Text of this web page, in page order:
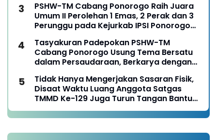
PSHW-TM Cabang Ponorogo Raih Juara
Umum II Perolehan 1 Emas, 2 Perak dan 3
Perunggu pada Kejurkab IPSI Ponorogo
Tasyakuran Padepokan PSHW-TM
Cabang Ponorogo Usung Tema Bersatu
dalam Persaudaraan, Berkarya dengan
Tanggungjawab
Tidak Hanya Mengerjakan Sasaran Fisik,
Disaat Waktu Luang Anggota Satgas
TMMD Ke-129 Juga Turun Tangan Bantu
Warga Panen Jagung